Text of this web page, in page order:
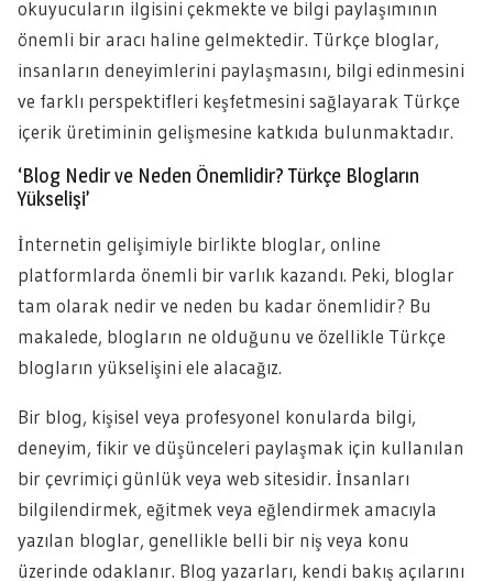
okuyucuların ilgisini çekmekte ve bilgi paylaşımının
önemli bir aracı haline gelmektedir. Türkçe bloglar,
insanların deneyimlerini paylaşmasını, bilgi edinmesini
ve farklı perspektifleri keşfetmesini sağlayarak Türkçe
içerik üretiminin gelişmesine katkıda bulunmaktadır.
‘Blog Nedir ve Neden Önemlidir? Türkçe Blogların
Yükselişi’
İnternetin gelişimiyle birlikte bloglar, online
platformlarda önemli bir varlık kazandı. Peki, bloglar
tam olarak nedir ve neden bu kadar önemlidir? Bu
makalede, blogların ne olduğunu ve özellikle Türkçe
blogların yükselişini ele alacağız.
Bir blog, kişisel veya profesyonel konularda bilgi,
deneyim, fikir ve düşünceleri paylaşmak için kullanılan
bir çevrimiçi günlük veya web sitesidir. İnsanları
bilgilendirmek, eğitmek veya eğlendirmek amacıyla
yazılan bloglar, genellikle belli bir niş veya konu
üzerinde odaklanır. Blog yazarları, kendi bakış açılarını